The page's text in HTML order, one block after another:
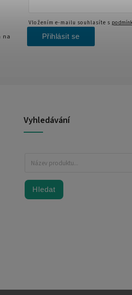
Vyhledávání
Hledat
na
Vložením e-mailu souhlasíte s
Přihlásit se